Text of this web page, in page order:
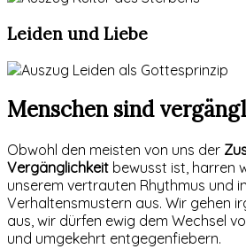
Leiden und Liebe
Menschen sind
Obwohl den meisten von uns der
Vergänglichkeit bewusst ist, harren
unserem vertrauten Rhythmus und
Verhaltensmustern aus. Wir gehen
aus, wir dürfen ewig dem Wechsel
und umgekehrt entgegenfiebern.